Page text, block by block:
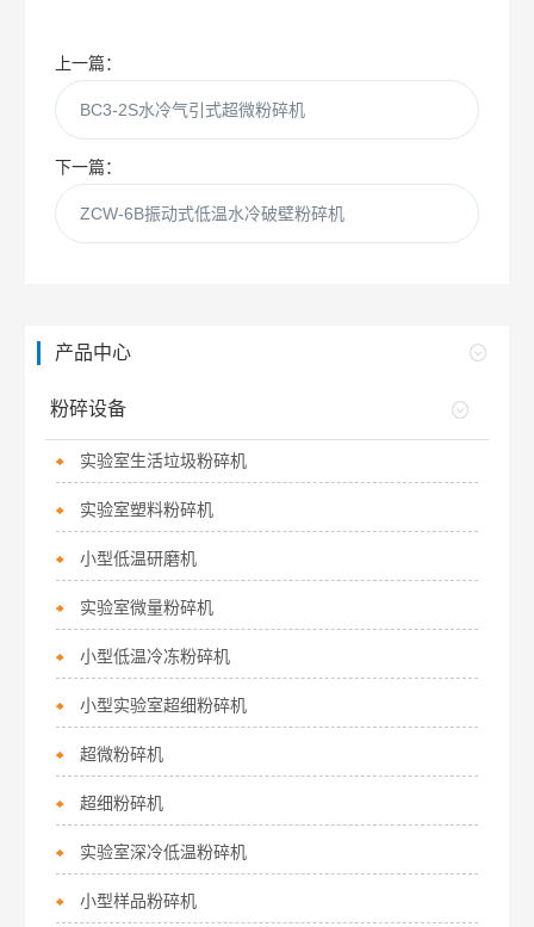
上一篇：
BC3-2S水冷气引式超微粉碎机
下一篇：
ZCW-6B振动式低温水冷破壁粉碎机
产品中心
粉碎设备
实验室生活垃圾粉碎机
实验室塑料粉碎机
小型低温研磨机
实验室微量粉碎机
小型低温冷冻粉碎机
小型实验室超细粉碎机
超微粉碎机
超细粉碎机
实验室深冷低温粉碎机
小型样品粉碎机